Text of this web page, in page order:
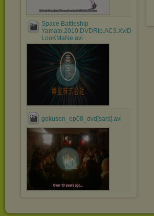
Space Battleship
Yamato.2010.DVDRip.AC3.XviD-
LooKMaNe.avi
gokusen_ep08_dvd[sars].avi